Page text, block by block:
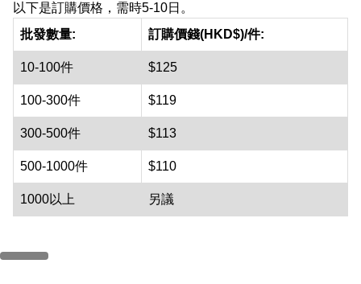
以下是訂購價格，需時5-10日。
批發數量:
訂購價錢(HKD$)/件:
10-100件 $125
100-300件 $119
300-500件 $113
500-1000件 $110
1000以上 另議